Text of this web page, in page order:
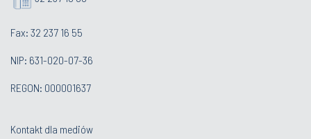
Fax: 32 237 16 55
NIP: 631-020-07-36
REGON: 000001637
Kontakt dla mediów